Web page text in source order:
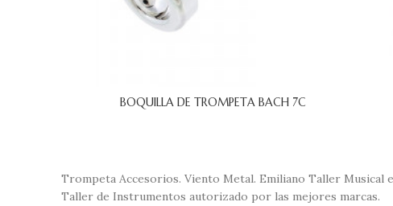
BOQUILLA DE TROMPETA BACH 7C
Trompeta Accesorios. Viento Metal. Emiliano Taller Musical
Taller de Instrumentos autorizado por las mejores marcas.